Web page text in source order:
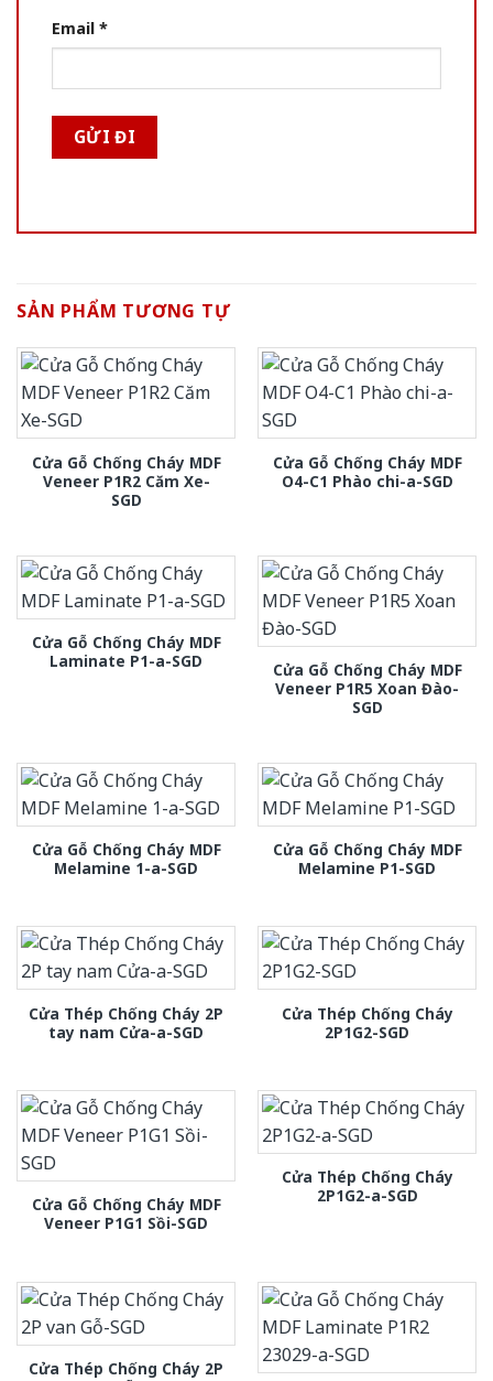
Email *
SẢN PHẨM TƯƠNG TỰ
Cửa Gỗ Chống Cháy MDF
Veneer P1R2 Căm Xe-
SGD
Cửa Gỗ Chống Cháy MDF
O4-C1 Phào chi-a-SGD
Cửa Gỗ Chống Cháy MDF
Laminate P1-a-SGD
Cửa Gỗ Chống Cháy MDF
Veneer P1R5 Xoan Đào-
SGD
Cửa Gỗ Chống Cháy MDF
Melamine 1-a-SGD
Cửa Gỗ Chống Cháy MDF
Melamine P1-SGD
Cửa Thép Chống Cháy 2P
tay nam Cửa-a-SGD
Cửa Thép Chống Cháy
2P1G2-SGD
Cửa Gỗ Chống Cháy MDF
Veneer P1G1 Sồi-SGD
Cửa Thép Chống Cháy
2P1G2-a-SGD
Cửa Thép Chống Cháy 2P